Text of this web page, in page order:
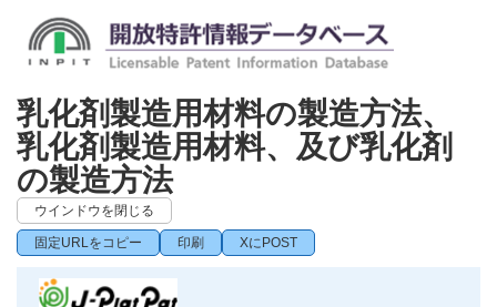
乳化剤製造用材料の製造方法、
乳化剤製造用材料、及び乳化剤
の製造方法
ウインドウを閉じる
固定URLをコピー 印刷 XにPOST